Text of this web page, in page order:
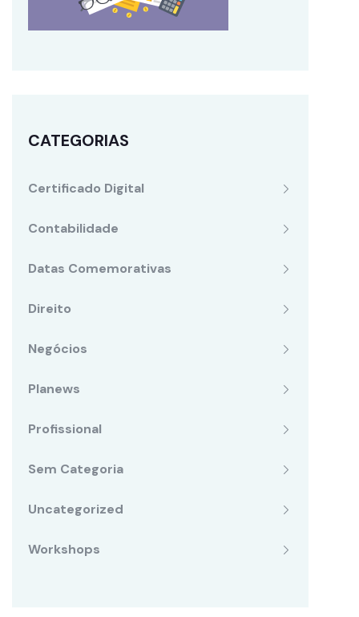
CATEGORIAS
Certificado Digital
Contabilidade
Datas Comemorativas
Direito
Negócios
Planews
Profissional
Sem Categoria
Uncategorized
Workshops